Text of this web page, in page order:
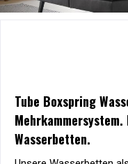
Tube Boxspring
Wasserbetten.